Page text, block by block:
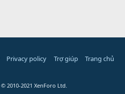
Privacy policy Trợ giúp Trang chủ
© 2010-2021 XenForo Ltd.